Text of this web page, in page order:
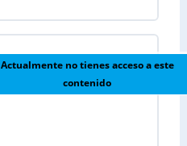
Actualmente no tienes acceso a este
contenido